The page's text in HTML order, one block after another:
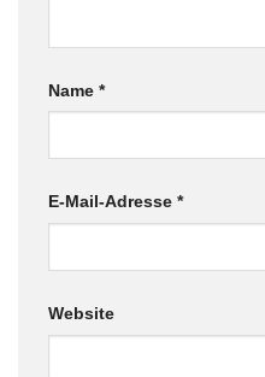
Name *
E-Mail-Adresse *
Website